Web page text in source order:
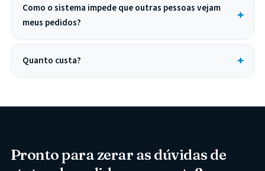
Como o sistema impede que outras pessoas vejam
meus pedidos?
Quanto custa?
Pronto para zerar as dúvidas de